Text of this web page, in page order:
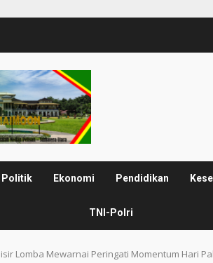
Politik Ekonomi Pendidikan
TNI-Polri
Lomba Mewarnai Peringati Momentum Hari